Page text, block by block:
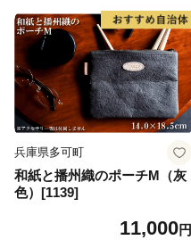
兵庫県多可町
和紙と播州織のポーチM（灰
色）[1139]
11,000円